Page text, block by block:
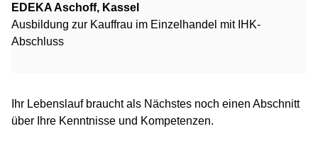
EDEKA Aschoff, Kassel
Ausbildung zur Kauffrau im Einzelhandel mit IHK-
Abschluss
Ihr Lebenslauf braucht als Nächstes noch einen Abschnitt
über Ihre Kenntnisse und Kompetenzen.